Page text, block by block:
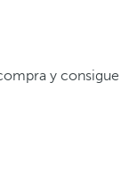
y consigue